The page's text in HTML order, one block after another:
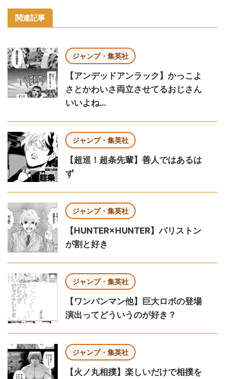
関連記事
ジャンプ・集英社
【アンデッドアンラック】かっこよ
さとかわいさ両立させてるおじさん
いいよね…
ジャンプ・集英社
【超巡！超条先輩】善人ではあるは
ず
ジャンプ・集英社
【HUNTER×HUNTER】パリストン
が割と好き
ジャンプ・集英社
【ワンパンマン他】巨大ロボの登場
演出ってどういうのが好き？
ジャンプ・集英社
【火ノ丸相撲】楽しいだけで相撲を